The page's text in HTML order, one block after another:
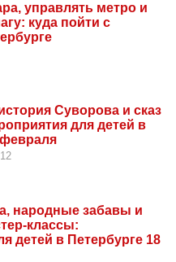
управлять метро и
куда пойти с
Суворова и сказ
для детей в
февраля
народные забавы и
классы:
детей в Петербурге 18